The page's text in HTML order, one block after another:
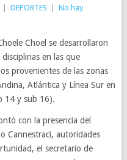
DEPORTES
No hay
Choel se desarrollaron
en las que
provenientes de las zonas
Atlántica y Línea Sur en
14 y sub 16).
con la presencia del
Cannestraci, autoridades
el secretario de